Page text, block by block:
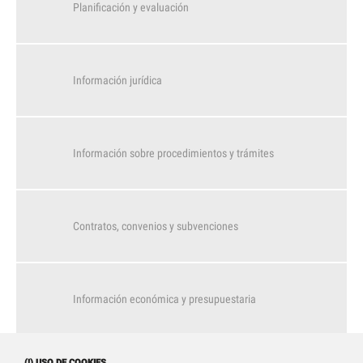
Planificación y evaluación
Información jurídica
Información sobre procedimientos y trámites
Contratos, convenios y subvenciones
Información económica y presupuestaria
Acceso a la información pública